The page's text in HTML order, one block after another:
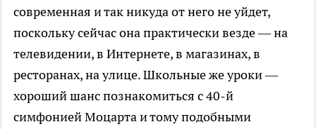
современная и так никуда от него не уйдет,
поскольку сейчас она практически везде — на
телевидении, в Интернете, в магазинах, в
ресторанах, на улице. Школьные же уроки —
хороший шанс познакомиться с 40-й
симфонией Моцарта и тому подобными